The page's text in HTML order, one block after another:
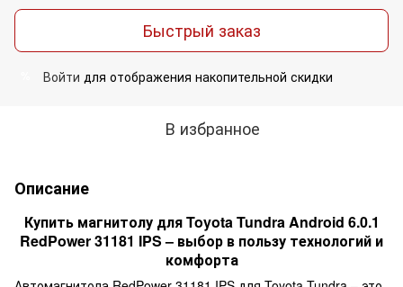
Быстрый заказ
Войти для отображения накопительной скидки
В избранное
Описание
Купить магнитолу для Toyota Tundra Android 6.0.1
RedPower 31181 IPS – выбор в пользу технологий и
комфорта